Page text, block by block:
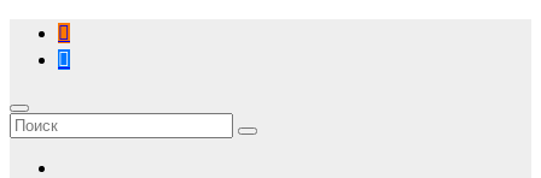
Перейти
содержимому